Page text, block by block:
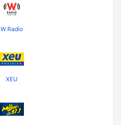
W Radio
XEU